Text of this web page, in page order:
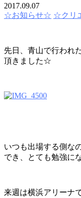
2017.09.07
☆お知らせ☆ ☆クリ
先日、青山で行われ
頂きました☆
いつも出場する側な
でき、とても勉強に
来週は横浜アリーナ